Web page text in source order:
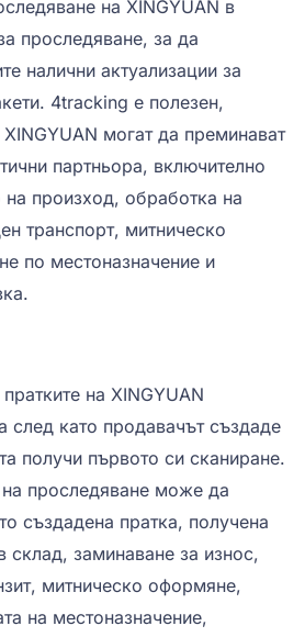
на XINGYUAN в
проследяване, за да
налични актуализации за
4tracking е полезен,
могат да преминават
партньора, включително
на произход, обработка на
транспорт, митническо
по местоназначение и
на XINGYUAN
след като продавачът създаде
получи първото си сканиране.
на проследяване може да
създадена пратка, получена
склад, заминаване за износ,
митническо оформяне,
на местоназначение,